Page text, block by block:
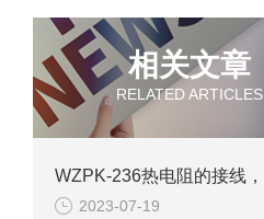
相关文章
RELATED ARTICLES
2023-07-19